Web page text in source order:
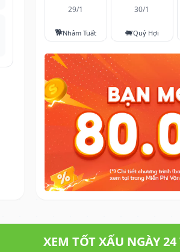
29/1
🐕Nhâm Tuất
30/1
🐖Quý Hợi
XEM TỐT XẤU NGÀY